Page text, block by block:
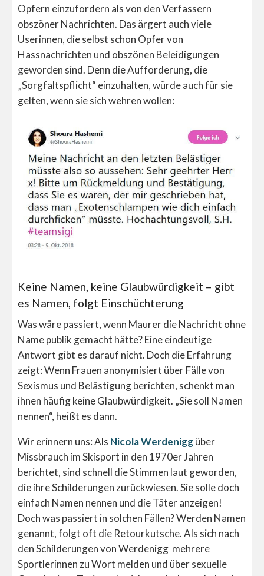
Opfern einzufordern als von den Verfassern
obszöner Nachrichten. Das ärgert auch viele
Userinnen, die selbst schon Opfer von
Hassnachrichten und obszönen Beleidigungen
geworden sind. Denn die Aufforderung, die
„Sorgfaltspflicht“ einzuhalten, würde auch für sie
gelten, wenn sie sich wehren wollen:
Keine Namen, keine Glaubwürdigkeit – gibt
es Namen, folgt Einschüchterung
Was wäre passiert, wenn Maurer die Nachricht ohne
Name publik gemacht hätte? Eine eindeutige
Antwort gibt es darauf nicht. Doch die Erfahrung
zeigt: Wenn Frauen anonymisiert über Fälle von
Sexismus und Belästigung berichten, schenkt man
ihnen häufig keine Glaubwürdigkeit. „Sie soll Namen
nennen“, heißt es dann.
Wir erinnern uns: Als Nicola Werdeniggüber
Missbrauch im Skisport in den 1970er Jahren
berichtet, sind schnell die Stimmen laut geworden,
die ihre Schilderungen zurückwiesen. Sie solle doch
einfach Namen nennen und die Täter anzeigen!
Doch was passiert in solchen Fällen? Werden Namen
genannt, folgt oft die Retourkutsche. Als sich nach
den Schilderungen von Werdenigg mehrere
Sportlerinnen zu Wort melden und über sexuelle